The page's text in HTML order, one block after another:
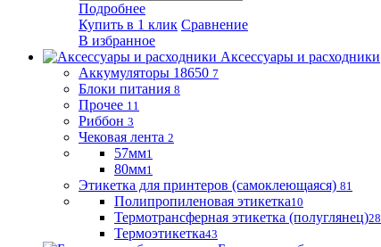
Подробнее
Купить в 1 клик Сравнение
В избранное
Аксессуары и расходники
Аккумуляторы 18650 7
Блоки питания 8
Прочее 11
Риббон 3
Чековая лента 2
57мм1
80мм1
Этикетка для принтеров (самоклеющаяся) 81
Полипропиленовая этикетка10
Термотрансферная этикетка (полуглянец)28
Термоэтикетка43